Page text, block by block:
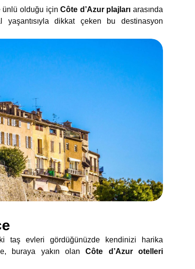
ünlü olduğu içinCôte d’Azur plajları arasında
dikkat çeken bu destinasyon
taş evleri gördüğünüzde kendinizi harika
buraya yakın olanCôte d’Azur otelleri